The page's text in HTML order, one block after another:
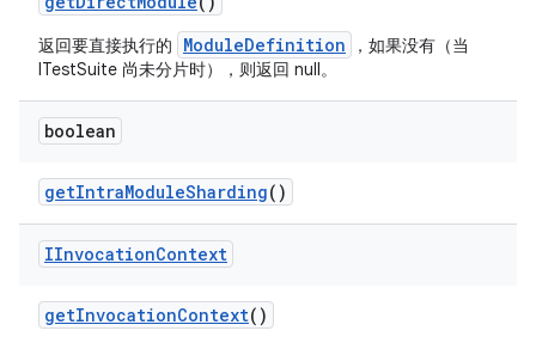
返回要直接执行的 ModuleDefinition
，如果没有（当
ITestSuite 尚未分片时），则返回 null。
boolean
getIntraModuleSharding()
IInvocationContext
getInvocationContext()